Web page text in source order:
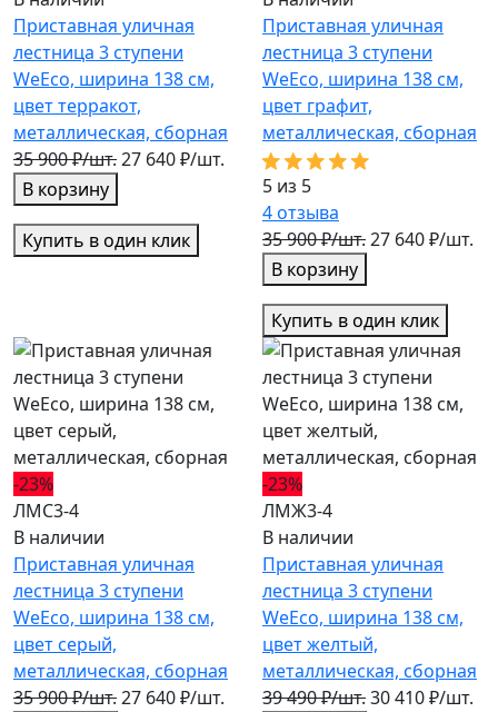
Приставная уличная
лестница 3 ступени
WeEco, ширина 138 см,
цвет терракот,
металлическая, cборная
35 900 ₽/шт.27 640 ₽/шт.
В корзину
Купить в один клик
Приставная уличная
лестница 3 ступени
WeEco, ширина 138 см,
цвет графит,
металлическая, cборная
5 из 5
4отзыва
35 900 ₽/шт.27 640 ₽/шт.
В корзину
Купить в один клик
-23%
ЛМС3-4
В наличии
Приставная уличная
лестница 3 ступени
WeEco, ширина 138 см,
цвет серый,
металлическая, cборная
35 900 ₽/шт.27 640 ₽/шт.
-23%
ЛМЖ3-4
В наличии
Приставная уличная
лестница 3 ступени
WeEco, ширина 138 см,
цвет желтый,
металлическая, cборная
39 490 ₽/шт.30 410 ₽/шт.